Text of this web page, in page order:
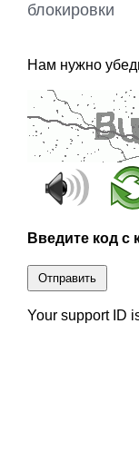
блокировки
Нам нужно
Введите код с
Отправить
Your support ID